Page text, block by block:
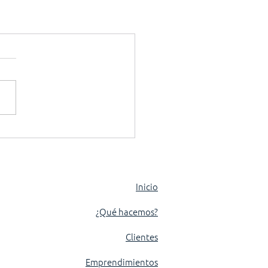
Inicio
¿Qué hacemos?
Clientes
Emprendimientos